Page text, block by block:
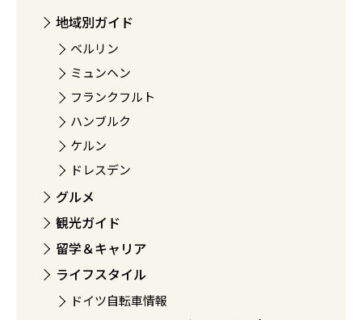
地域別ガイド
ベルリン
ミュンヘン
フランクフルト
ハンブルク
ケルン
ドレスデン
グルメ
観光ガイド
留学＆キャリア
ライフスタイル
ドイツ自転車情報